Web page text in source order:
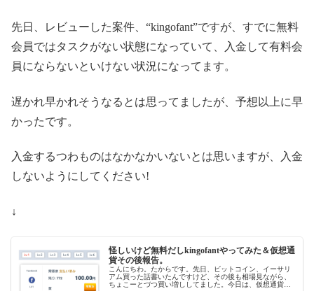
先日、レビューした案件、“kingofant”ですが、すでに無料
会員ではタスクがない状態になっていて、入金して有料会
員にならないといけない状況になってます。
遅かれ早かれそうなるとは思ってましたが、予想以上に早
かったです。
入金するつわものはなかなかいないとは思いますが、入金
しないようにしてください!
↓
怪しいけど無料だしkingofantやってみた＆仮想通
貨その後報告。
こんにちわ。たからです。先日、ビットコイン、イーサリ
アム買った話書いたんですけど、その後も相場見ながら、
ちょこーとづつ買い増ししてました。今日は、仮想通貨全